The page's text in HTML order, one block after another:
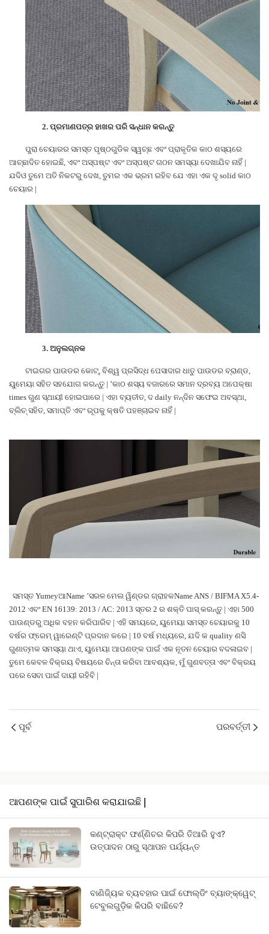
2. ପ୍ରମାଣପତ୍ର ହାଖର ପରି ସନ୍ଧାନ କରନ୍ତୁ
ପୁରା ଚେୟାରର ସମସ୍ତ ପୃଷ୍ଠଗୁଡିକ ସ୍ୱଚ୍ଛ ଏବଂ ପ୍ରାକୃତିକ କାଠ ଶସ୍ୟରେ
ଆଚ୍ଛାଦିତ ହୋଇଛି, ଏବଂ ଅସ୍ପଷ୍ଟ ଏବଂ ଅସ୍ପଷ୍ଟ ଗଠନ ସମସ୍ୟା ଦେଖାଯିବ ନାହିଁ |
ଯଦିଓ ତୁମେ ଅତି ନିକଟରୁ ଦେଖ, ତୁମର ଏକ ଭ୍ରମ ରହିବ ଯେ ଏହା ଏକ ଦୃ solid କାଠ
ଚେୟାର |
3. ଅନୁଲଗ୍ନକ
ଟାଇଗର ପାଉଡର କୋଟ୍, ବିଶ୍ୱ ପ୍ରସିଦ୍ଧ ପେସାଦାର ଧାତୁ ପାଉଡର ବ୍ରାଣ୍ଡ,
ୟୁମେୟା ସହିତ ସହଯୋଗ କରନ୍ତୁ | ’କାଠ ଶସ୍ୟ ବଜାରରେ ସମାନ ଦ୍ରବ୍ୟ ଅପେକ୍ଷା
times ଗୁଣ ସ୍ଥାୟୀ ହୋଇପାରେ | ଏହା ବ୍ୟତୀତ, ଦ daily ନନ୍ଦିନ ସଫେଇ ଅବସ୍ଥା,
ବ୍ଲିଚ୍ ସହିତ, ସମାପ୍ତି ଏବଂ ରୂପକୁ କ୍ଷତି ପହଞ୍ଚାଇବ ନାହିଁ |
ସମସ୍ତ YumeyଆName ’ସରଳ ମେଲ ୱିଣ୍ଡର ଗ୍ରାହକNameANS / BIFMA X5.4-
2012 ଏବଂ EN 16139: 2013 / AC: 2013 ସ୍ତର 2 ର ଶକ୍ତି ପାସ୍ କରନ୍ତୁ | ଏହା 500
ପାଉଣ୍ଡରୁ ଅଧିକ ବହନ କରିପାରିବ | ଏହି ସମୟରେ, ୟୁମେୟା ସମସ୍ତ ଚେୟାରକୁ 10
ବର୍ଷର ଫ୍ରେମ୍ ୱାରେଣ୍ଟି ପ୍ରଦାନ କରେ | 10 ବର୍ଷ ମଧ୍ୟରେ, ଯଦି କ quality ଣସି
ଗୁଣାତ୍ମକ ସମସ୍ୟା ଥାଏ, ୟୁମେୟା ଆପଣଙ୍କ ପାଇଁ ଏକ ନୂତନ ଚେୟାର ବଦଳାଇବ |
ତୁମେ କେବଳ ବିକ୍ରୟ ବିଷୟରେ ଚିନ୍ତା କରିବା ଆବଶ୍ୟକ, ମୁଁ ଗୁଣବତ୍ତା ଏବଂ ବିକ୍ରୟ
ପରେ ସେବା ପାଇଁ ଦାୟୀ ରହିବି |
ପୂର୍ବ ପରବର୍ତ୍ତୀ
ଆପଣଙ୍କ ପାଇଁ ସୁପାରିଶ କରାଯାଇଛି |
କଣ୍ଟ୍ରାକ୍ଟ ଫର୍ଣ୍ଣିଚର କିପରି ତିଆରି ହୁଏ?
ଉତ୍ପାଦନ ଠାରୁ ସ୍ଥାପନ ପର୍ଯ୍ୟନ୍ତ
ବାଣିଜ୍ୟିକ ବ୍ୟବହାର ପାଇଁ ଫୋଲ୍ଡିଂ ବ୍ୟାଙ୍କ୍ୱେଟ୍
ଟେବୁଲଗୁଡ଼ିକ କିପରି ବାଛିବେ?